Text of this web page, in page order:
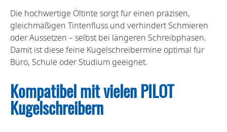
Die hochwertige Öltinte sorgt für einen präzisen,
gleichmäßigen Tintenfluss und verhindert Schmieren
oder Aussetzen – selbst bei längeren Schreibphasen.
Damit ist diese feine Kugelschreibermine optimal für
Büro, Schule oder Studium geeignet.
Kompatibel mit vielen PILOT
Kugelschreibern